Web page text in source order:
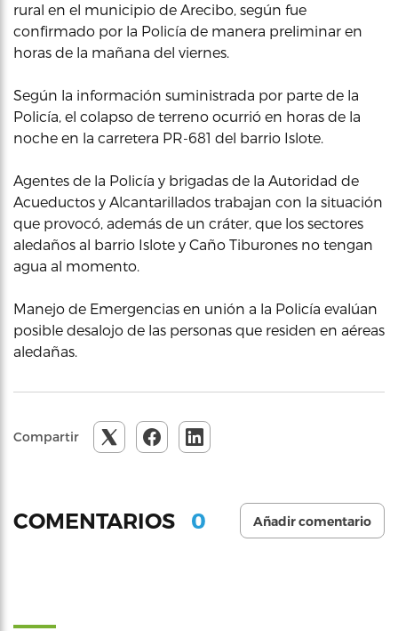
rural en el municipio de Arecibo, según fue
confirmado por la Policía de manera preliminar en
horas de la mañana del viernes.
Según la información suministrada por parte de la
Policía, el colapso de terreno ocurrió en horas de la
noche en la carretera PR-681 del barrio Islote.
Agentes de la Policía y brigadas de la Autoridad de
Acueductos y Alcantarillados trabajan con la situación
que provocó, además de un cráter, que los sectores
aledaños al barrio Islote y Caño Tiburones no tengan
agua al momento.
Manejo de Emergencias en unión a la Policía evalúan
posible desalojo de las personas que residen en aéreas
aledañas.
Compartir
COMENTARIOS 0 Añadir comentario